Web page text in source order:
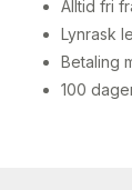
Alltid fri
Lynrask
Betaling
100